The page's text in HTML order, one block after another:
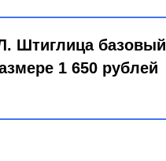
Штиглица базовый
1 650 рублей